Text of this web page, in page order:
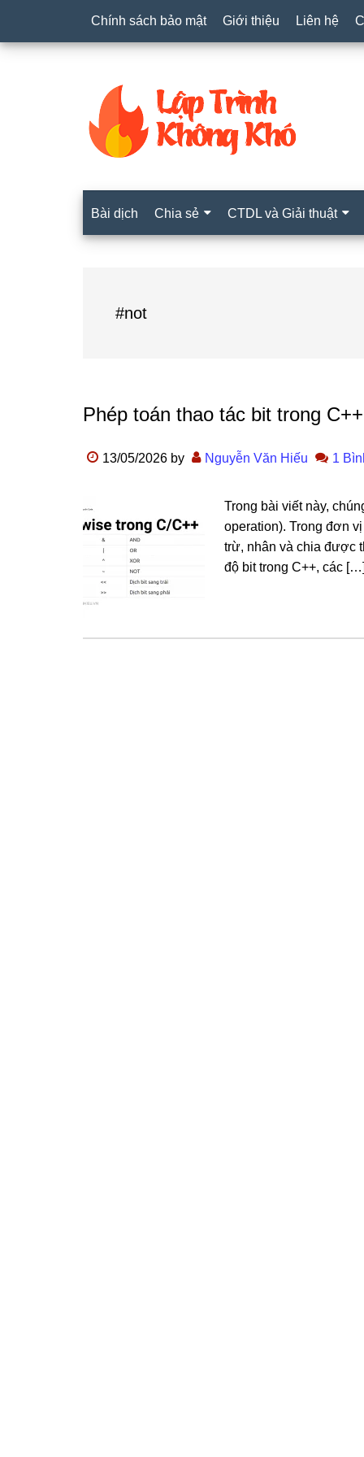
Chính sách bảo mật Giới thiệu Liên hệ
Bài dịch Chia sẻ CTDL và Giải thuật
#not
Phép toán thao tác bit trong
13/05/2026 by Nguyễn Văn Hiếu 1
Trong bài viết này,
operation). Trong đơn
trừ, nhân và chia được
độ bit trong C++, các